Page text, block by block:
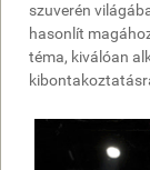
szuverén
hasonlít
téma, kiválóan